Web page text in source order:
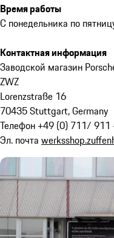
Время работы
С понедельника по
Контактная информация
Заводской магазин
ZWZ
Lorenzstraße 16
70435 Stuttgart, Germany
Телефон +49 (0) 711/
Эл. почта